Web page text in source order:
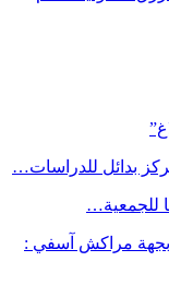
بدائل للدراسات…
للجمعية…
بجهة مراكش آسفي :